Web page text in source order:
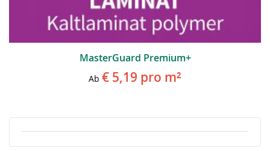
MasterGuard Premium+
Ab € 5,19 pro m²